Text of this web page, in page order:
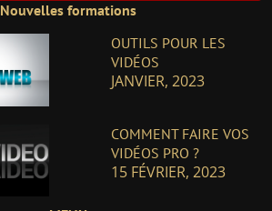
Nouvelles formations
OUTILS POUR LES
VIDÉOS
JANVIER, 2023
COMMENT FAIRE VOS
VIDÉOS PRO ?
15 FÉVRIER, 2023